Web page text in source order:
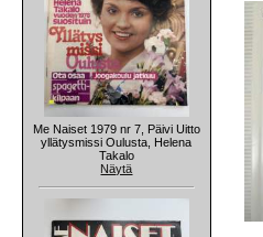
Me Naiset 1979 nr 7, Päivi Uitto
yllätysmissi Oulusta, Helena
Takalo
Näytä